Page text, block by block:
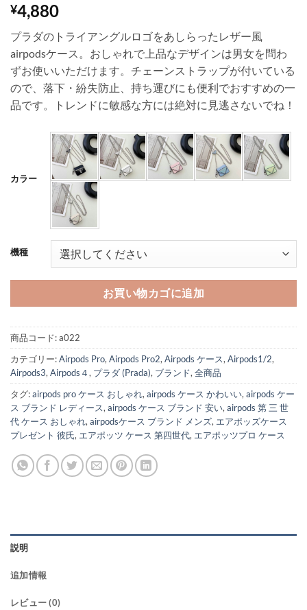
¥4,880
プラダのトライアングルロゴをあしらったレザー風
airpodsケース。おしゃれで上品なデザインは男女を問わ
ずお使いいただけます。チェーンストラップが付いている
ので、落下・紛失防止、持ち運びにも便利でおすすめの一
品です。トレンドに敏感な方には絶対に見逃さないでね！
カラー
機種
お買い物カゴに追加
商品コード:a022
カテゴリー:Airpods Pro, Airpods Pro2, Airpods ケース, Airpods1/2,
Airpods3, Airpods４, プラダ (Prada), ブランド, 全商品
タグ:airpods pro ケース おしゃれ, airpods ケース かわいい, airpods ケー
ス ブランド レディース, airpods ケース ブランド 安い, airpods 第 三 世
代 ケース おしゃれ, airpodsケース ブランド メンズ, エアポッズケース
プレゼント 彼氏, エアポッツ ケース 第四世代, エアポッツプロ ケース
説明
追加情報
レビュー (0)